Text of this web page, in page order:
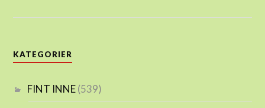
KATEGORIER
FINT INNE(539)